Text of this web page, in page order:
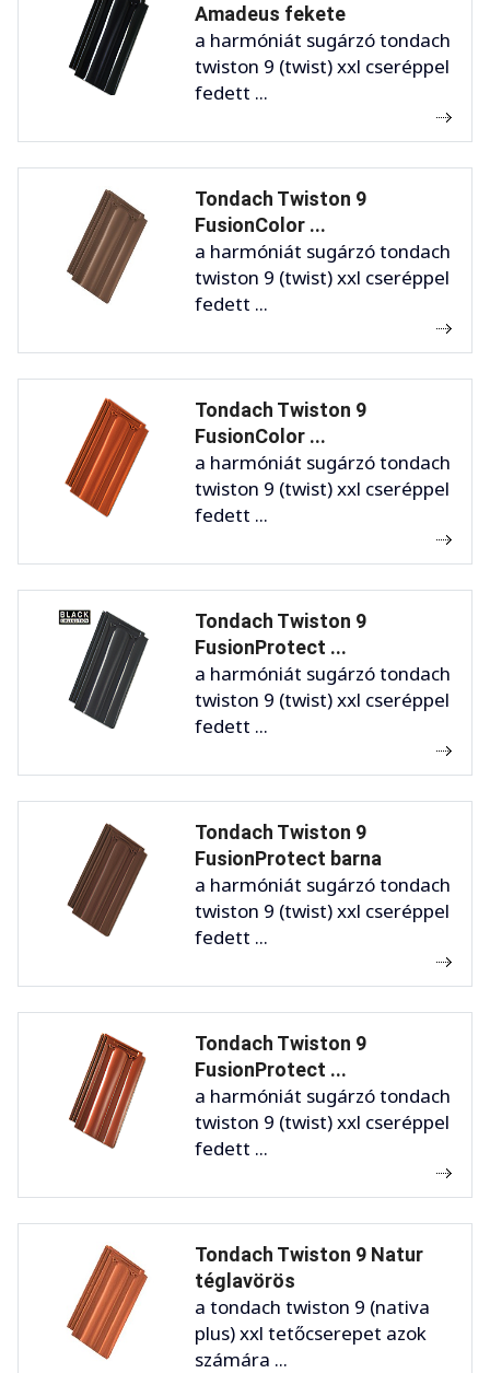
Amadeus fekete
a harmóniát sugárzó tondach
twiston 9 (twist) xxl cseréppel
fedett ...
Tondach Twiston 9
FusionColor ...
a harmóniát sugárzó tondach
twiston 9 (twist) xxl cseréppel
fedett ...
Tondach Twiston 9
FusionColor ...
a harmóniát sugárzó tondach
twiston 9 (twist) xxl cseréppel
fedett ...
Tondach Twiston 9
FusionProtect ...
a harmóniát sugárzó tondach
twiston 9 (twist) xxl cseréppel
fedett ...
Tondach Twiston 9
FusionProtect barna
a harmóniát sugárzó tondach
twiston 9 (twist) xxl cseréppel
fedett ...
Tondach Twiston 9
FusionProtect ...
a harmóniát sugárzó tondach
twiston 9 (twist) xxl cseréppel
fedett ...
Tondach Twiston 9 Natur
téglavörös
a tondach twiston 9 (nativa
plus) xxl tetőcserepet azok
számára ...